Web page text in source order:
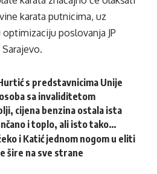
karata putnicima, uz
poslovanja JP
s predstavnicima Unije
sa invaliditetom
cijena benzina ostala ista
i toplo, ali isto tako…
i Katić jednom nogom u eliti
šire na sve strane